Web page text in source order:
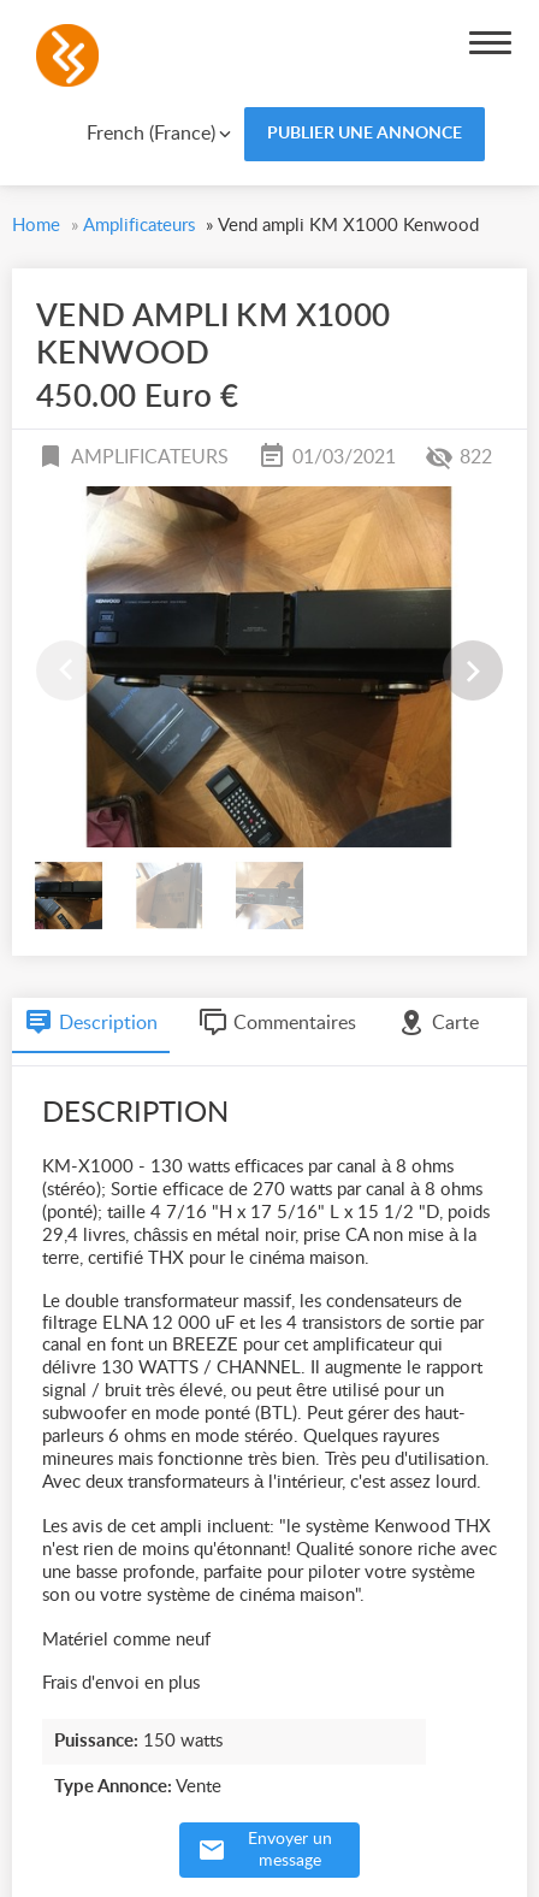
French (France) PUBLIER UNE ANNONCE
Home » Amplificateurs » Vend ampli KM X1000 Kenwood
VEND AMPLI KM X1000
KENWOOD
450.00 Euro €
AMPLIFICATEURS 01/03/2021 822
Description Commentaires Carte
DESCRIPTION
KM-X1000 - 130 watts efficaces par canal à 8 ohms
(stéréo); Sortie efficace de 270 watts par canal à 8 ohms
(ponté); taille 4 7/16 "H x 17 5/16" L x 15 1/2 "D, poids
29,4 livres, châssis en métal noir, prise CA non mise à la
terre, certifié THX pour le cinéma maison.
Le double transformateur massif, les condensateurs de
filtrage ELNA 12 000 uF et les 4 transistors de sortie par
canal en font un BREEZE pour cet amplificateur qui
délivre 130 WATTS / CHANNEL. Il augmente le rapport
signal / bruit très élevé, ou peut être utilisé pour un
subwoofer en mode ponté (BTL). Peut gérer des haut-
parleurs 6 ohms en mode stéréo. Quelques rayures
mineures mais fonctionne très bien. Très peu d'utilisation.
Avec deux transformateurs à l'intérieur, c'est assez lourd.
Les avis de cet ampli incluent: "le système Kenwood THX
n'est rien de moins qu'étonnant! Qualité sonore riche avec
une basse profonde, parfaite pour piloter votre système
son ou votre système de cinéma maison".
Matériel comme neuf
Frais d'envoi en plus
Puissance: 150 watts
Type Annonce: Vente
Envoyer un
message